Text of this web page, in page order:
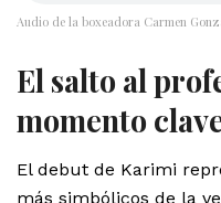
Audio de la boxeadora Carmen
El salto al
momento
El debut de Karimi
más simbólicos de la